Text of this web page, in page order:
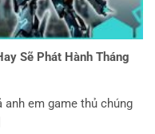
Sẽ Phát Hành Tháng
em game thủ chúng